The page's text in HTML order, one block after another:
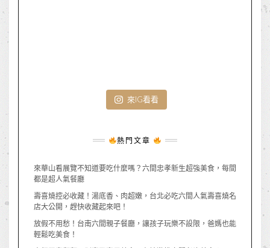
來IG看看
熱門文章
來華山看展覽不知道要吃什麼嗎？六間忠孝新生超強美食，每間
都是超人氣餐廳
壽喜燒控必收藏！湯底香、肉超嫩，台北必吃六間人氣壽喜燒名
店大公開，趕快收藏起來吧！
放假不用愁！台南六間親子餐廳，讓孩子玩樂不設限，爸媽也能
輕鬆吃美食！